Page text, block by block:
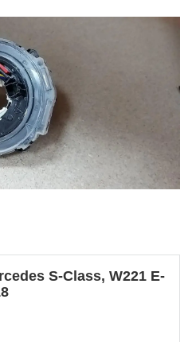
S-Class, W221 E-